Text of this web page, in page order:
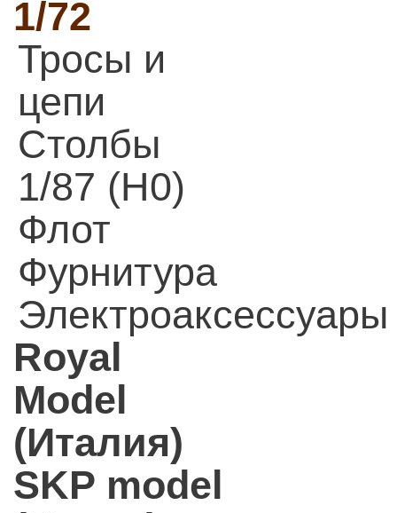
1/72
Тросы и
цепи
Столбы
1/87 (H0)
Флот
Фурнитура
Электроаксессуары
Royal
Model
(Италия)
SKP model